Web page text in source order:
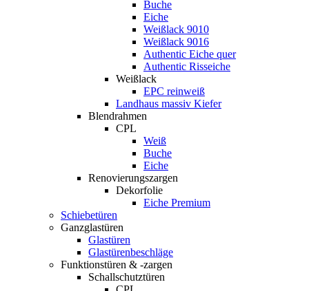
Buche
Eiche
Weißlack 9010
Weißlack 9016
Authentic Eiche quer
Authentic Risseiche
Weißlack
EPC reinweiß
Landhaus massiv Kiefer
Blendrahmen
CPL
Weiß
Buche
Eiche
Renovierungszargen
Dekorfolie
Eiche Premium
Schiebetüren
Ganzglastüren
Glastüren
Glastürenbeschläge
Funktionstüren & -zargen
Schallschutztüren